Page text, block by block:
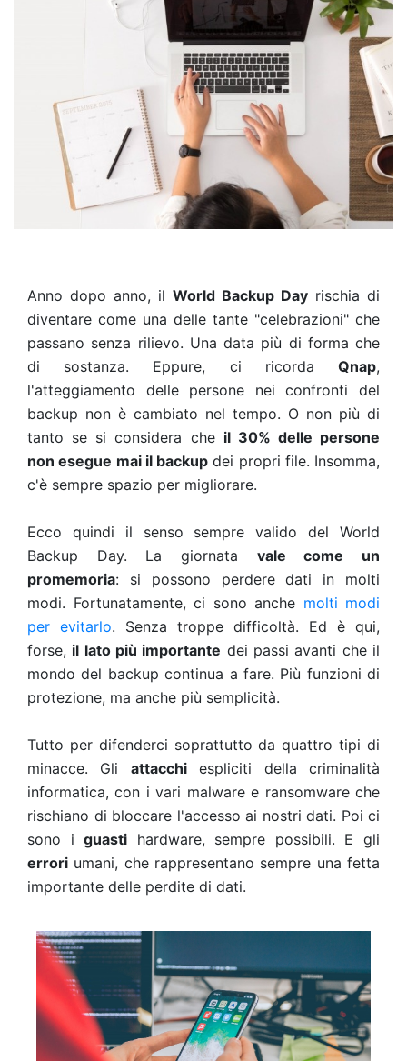
Anno dopo anno, il World Backup Day rischia di
diventare come una delle tante "celebrazioni" che
passano senza rilievo. Una data più di forma che
di sostanza. Eppure, ci ricorda Qnap,
l'atteggiamento delle persone nei confronti del
backup non è cambiato nel tempo. O non più di
tanto se si considera che il 30% delle persone
non esegue mai il backup dei propri file. Insomma,
c'è sempre spazio per migliorare.
Ecco quindi il senso sempre valido del World
Backup Day. La giornata vale come un
promemoria: si possono perdere dati in molti
modi. Fortunatamente, ci sono anche molti modi
per evitarlo. Senza troppe difficoltà. Ed è qui,
forse, il lato più importante dei passi avanti che il
mondo del backup continua a fare. Più funzioni di
protezione, ma anche più semplicità.
Tutto per difenderci soprattutto da quattro tipi di
minacce. Gli attacchiespliciti della criminalità
informatica, con i vari malware e ransomware che
rischiano di bloccare l'accesso ai nostri dati. Poi ci
sono iguasti hardware, sempre possibili. E gli
errori umani, che rappresentano sempre una fetta
importante delle perdite di dati.